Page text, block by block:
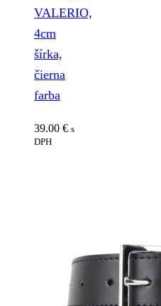
VALERIO,
4cm
šírka,
čierna
farba
39.00 € s
DPH